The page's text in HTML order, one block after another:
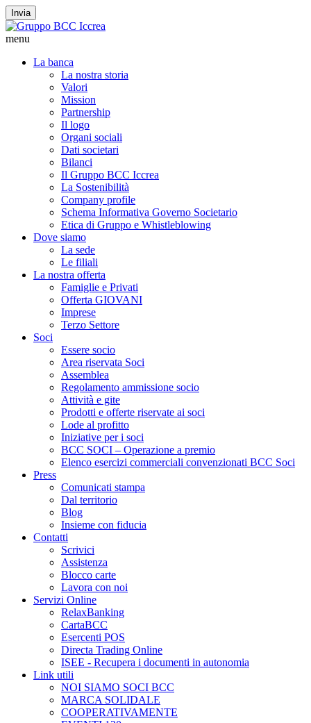
Invia
menu
La banca
La nostra storia
Valori
Mission
Partnership
Il logo
Organi sociali
Dati societari
Bilanci
Il Gruppo BCC Iccrea
La Sostenibilità
Company profile
Schema Informativa Governo Societario
Etica di Gruppo e Whistleblowing
Dove siamo
La sede
Le filiali
La nostra offerta
Famiglie e Privati
Offerta GIOVANI
Imprese
Terzo Settore
Soci
Essere socio
Area riservata Soci
Assemblea
Regolamento ammissione socio
Attività e gite
Prodotti e offerte riservate ai soci
Lode al profitto
Iniziative per i soci
BCC SOCI – Operazione a premio
Elenco esercizi commerciali convenzionati BCC Soci
Press
Comunicati stampa
Dal territorio
Blog
Insieme con fiducia
Contatti
Scrivici
Assistenza
Blocco carte
Lavora con noi
Servizi Online
RelaxBanking
CartaBCC
Esercenti POS
Directa Trading Online
ISEE - Recupera i documenti in autonomia
Link utili
NOI SIAMO SOCI BCC
MARCA SOLIDALE
COOPERATIVAMENTE